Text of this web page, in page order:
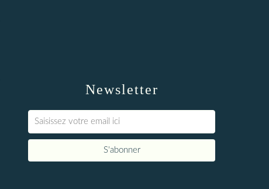
Newsletter